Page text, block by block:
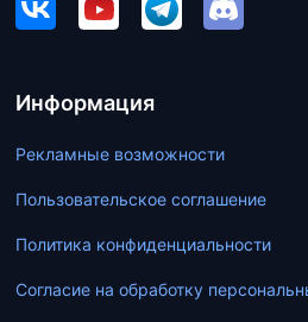
Информация
Рекламные возможности
Пользовательское соглашение
Политика конфиденциальности
Согласие на обработку